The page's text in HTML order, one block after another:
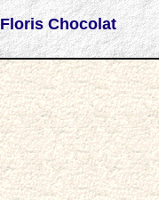
Floris Chocolat